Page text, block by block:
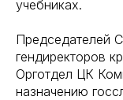
учебниках.
Председателей
гендиректоров
Орготдел ЦК
назначению